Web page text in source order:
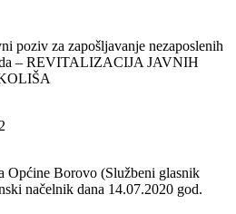
poziv za zapošljavanje nezaposlenih
– REVITALIZACIJA JAVNIH
Općine Borovo (Službeni glasnik
načelnik dana 14.07.2020 god.